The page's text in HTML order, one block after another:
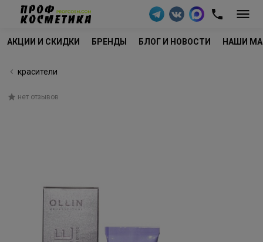
АКЦИИ И СКИДКИ БРЕНДЫ БЛОГ И НОВОСТИ НАШИ
красители
нет отзывов